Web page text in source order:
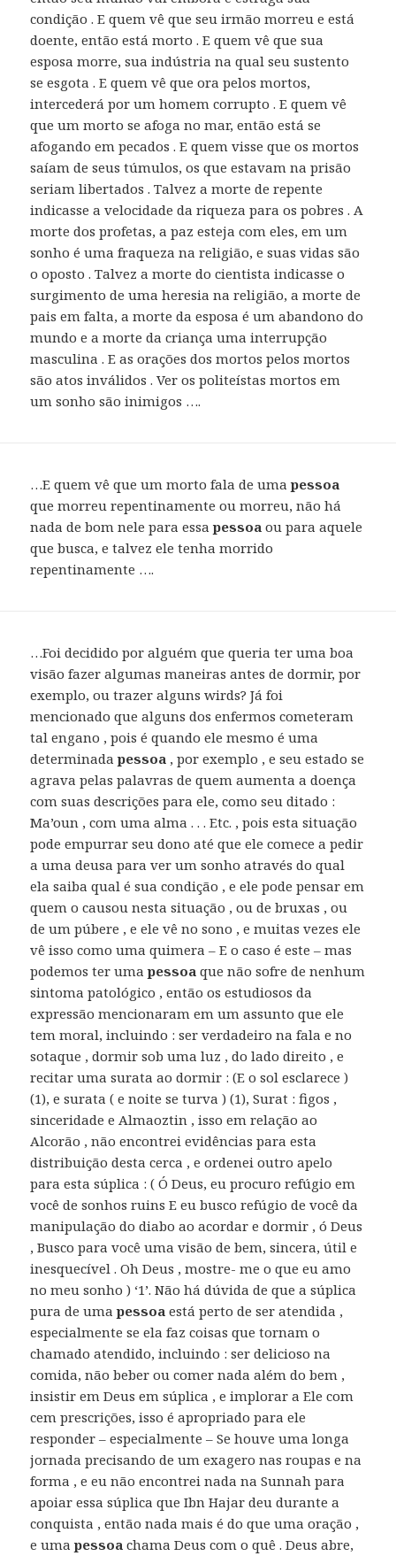
condição . E quem vê que seu irmão morreu e está
doente, então está morto . E quem vê que sua
esposa morre, sua indústria na qual seu sustento
se esgota . E quem vê que ora pelos mortos,
intercederá por um homem corrupto . E quem vê
que um morto se afoga no mar, então está se
afogando em pecados . E quem visse que os mortos
saíam de seus túmulos, os que estavam na prisão
seriam libertados . Talvez a morte de repente
indicasse a velocidade da riqueza para os pobres . A
morte dos profetas, a paz esteja com eles, em um
sonho é uma fraqueza na religião, e suas vidas são
o oposto . Talvez a morte do cientista indicasse o
surgimento de uma heresia na religião, a morte de
pais em falta, a morte da esposa é um abandono do
mundo e a morte da criança uma interrupção
masculina . E as orações dos mortos pelos mortos
são atos inválidos . Ver os politeístas mortos em
um sonho são inimigos ….
…E quem vê que um morto fala de umapessoa
que morreu repentinamente ou morreu, não há
nada de bom nele para essapessoa ou para aquele
que busca, e talvez ele tenha morrido
repentinamente ….
…Foi decidido por alguém que queria ter uma boa
visão fazer algumas maneiras antes de dormir, por
exemplo, ou trazer alguns wirds? Já foi
mencionado que alguns dos enfermos cometeram
tal engano , pois é quando ele mesmo é uma
determinadapessoa , por exemplo , e seu estado se
agrava pelas palavras de quem aumenta a doença
com suas descrições para ele, como seu ditado :
Ma’oun , com uma alma . . . Etc. , pois esta situação
pode empurrar seu dono até que ele comece a pedir
a uma deusa para ver um sonho através do qual
ela saiba qual é sua condição , e ele pode pensar em
quem o causou nesta situação , ou de bruxas , ou
de um púbere , e ele vê no sono , e muitas vezes ele
vê isso como uma quimera – E o caso é este – mas
podemos ter umapessoa que não sofre de nenhum
sintoma patológico , então os estudiosos da
expressão mencionaram em um assunto que ele
tem moral, incluindo : ser verdadeiro na fala e no
sotaque , dormir sob uma luz , do lado direito , e
recitar uma surata ao dormir : (E o sol esclarece )
(1), e surata ( e noite se turva ) (1), Surat : figos ,
sinceridade e Almaoztin , isso em relação ao
Alcorão , não encontrei evidências para esta
distribuição desta cerca , e ordenei outro apelo
para esta súplica : ( Ó Deus, eu procuro refúgio em
você de sonhos ruins E eu busco refúgio de você da
manipulação do diabo ao acordar e dormir , ó Deus
, Busco para você uma visão de bem, sincera, útil e
inesquecível . Oh Deus , mostre- me o que eu amo
no meu sonho ) ‘1’. Não há dúvida de que a súplica
pura de umapessoa está perto de ser atendida ,
especialmente se ela faz coisas que tornam o
chamado atendido, incluindo : ser delicioso na
comida, não beber ou comer nada além do bem ,
insistir em Deus em súplica , e implorar a Ele com
cem prescrições, isso é apropriado para ele
responder – especialmente – Se houve uma longa
jornada precisando de um exagero nas roupas e na
forma , e eu não encontrei nada na Sunnah para
apoiar essa súplica que Ibn Hajar deu durante a
conquista , então nada mais é do que uma oração ,
e umapessoa chama Deus com o quê . Deus abre,